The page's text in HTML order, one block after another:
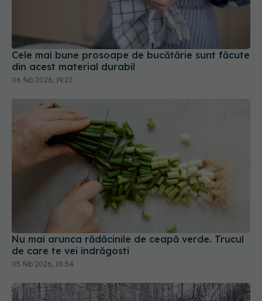
Cele mai bune prosoape de bucătărie sunt făcute
din acest material durabil
06 feb 2026, 19:22
Nu mai arunca rădăcinile de ceapă verde. Trucul
de care te vei îndrăgosti
05 feb 2026, 18:54